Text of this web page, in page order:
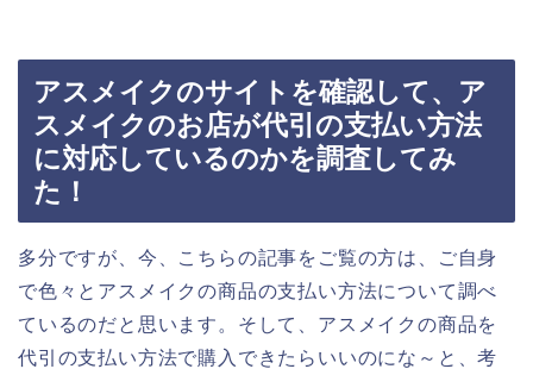
アスメイクのサイトを確認して、ア
スメイクのお店が代引の支払い方法
に対応しているのかを調査してみ
た！
多分ですが、今、こちらの記事をご覧の方は、ご自身
で色々とアスメイクの商品の支払い方法について調べ
ているのだと思います。そして、アスメイクの商品を
代引の支払い方法で購入できたらいいのにな～と、考